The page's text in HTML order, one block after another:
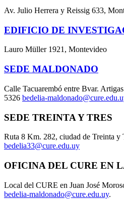
Av. Julio Herrera y Reissig 633,
EDIFICIO DE
Lauro Müller 1921, Montevideo
SEDE MALDONADO
Calle Tacuarembó entre Bvar.
5326 bedelia-
SEDE TREINTA Y TRES
Ruta 8 Km. 282, ciudad de Treinta y
bedelia33@cure.edu.uy
OFICINA DEL CURE EN
Local del CURE en Juan José
bedelia-maldonado@cure.edu.uy.